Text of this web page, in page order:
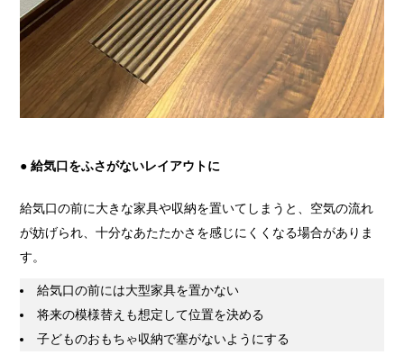
● 給気口をふさがないレイアウトに
給気口の前に大きな家具や収納を置いてしまうと、空気の流れ
が妨げられ、十分なあたたかさを感じにくくなる場合がありま
す。
給気口の前には大型家具を置かない
将来の模様替えも想定して位置を決める
子どものおもちゃ収納で塞がないようにする